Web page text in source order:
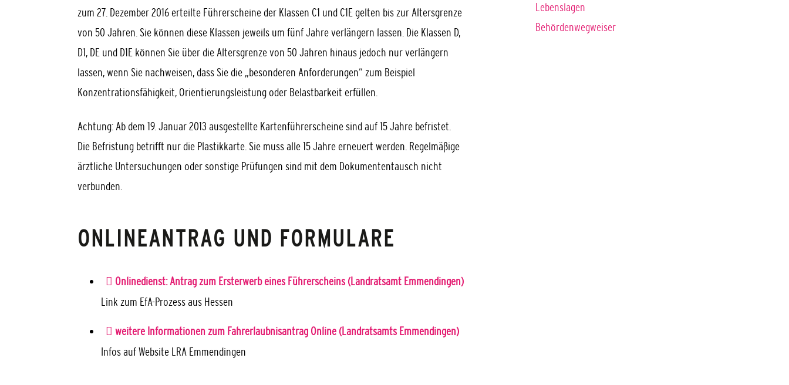
zum 27. Dezember 2016 erteilte Führerscheine der Klassen C1 und C1E gelten bis zur Altersgrenze
von 50 Jahren. Sie können diese Klassen jeweils um fünf Jahre verlängern lassen. Die Klassen D,
D1, DE und D1E können Sie über die Altersgrenze von 50 Jahren hinaus jedoch nur verlängern
lassen, wenn Sie nachweisen, dass Sie die „besonderen Anforderungen“ zum Beispiel
Konzentrationsfähigkeit, Orientierungsleistung oder Belastbarkeit erfüllen.
Achtung: Ab dem 19. Januar 2013 ausgestellte Kartenführerscheine sind auf 15 Jahre befristet.
Die Befristung betrifft nur die Plastikkarte. Sie muss alle 15 Jahre erneuert werden. Regelmäßige
ärztliche Untersuchungen oder sonstige Prüfungen sind mit dem Dokumententausch nicht
verbunden.
ONLINEANTRAG UND FORMULARE
Onlinedienst: Antrag zum Ersterwerb eines Führerscheins (Landratsamt Emmendingen)
Link zum EfA-Prozess aus Hessen
weitere Informationen zum Fahrerlaubnisantrag Online (Landratsamts Emmendingen)
Infos auf Website LRA Emmendingen
Lebenslagen
Behördenwegweiser